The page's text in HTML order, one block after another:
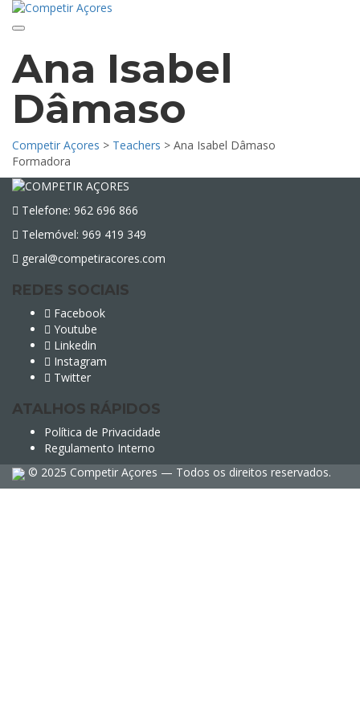
Toggle navigation
Ana Isabel
Dâmaso
Competir Açores > Teachers > Ana Isabel Dâmaso
Formadora
Telefone: 962 696 866
Telemóvel: 969 419 349
geral@competiracores.com
REDES SOCIAIS
Facebook
Youtube
Linkedin
Instagram
Twitter
ATALHOS RÁPIDOS
Política de Privacidade
Regulamento Interno
© 2025 Competir Açores — Todos os direitos reservados.